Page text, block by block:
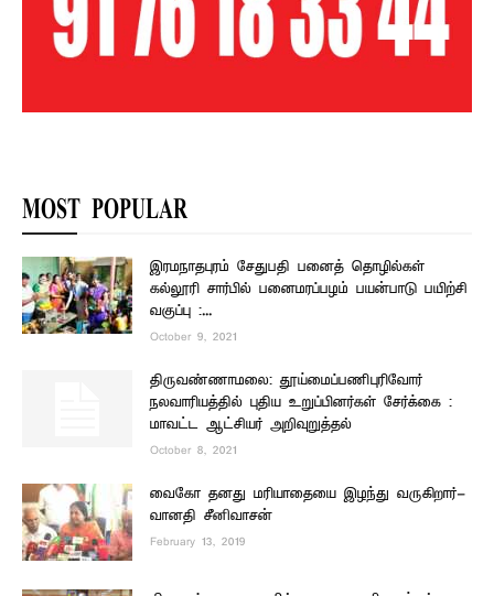
MOST POPULAR
இரமநாதபுரம் சேதுபதி பனைத் தொழில்கள்
கல்லூரி சார்பில் பனைமரப்பழம் பயன்பாடு பயிற்சி
வகுப்பு :...
October 9, 2021
திருவண்ணாமலை: தூய்மைப்பணிபுரிவோர்
நலவாரியத்தில் புதிய உறுப்பினர்கள் சேர்க்கை :
மாவட்ட ஆட்சியர் அறிவுறுத்தல்
October 8, 2021
வைகோ தனது மரியாதையை இழந்து வருகிறார்-
வானதி சீனிவாசன்
February 13, 2019